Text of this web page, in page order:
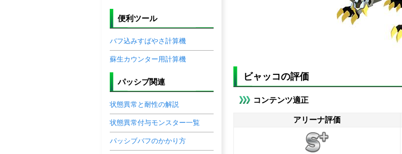
ビャッコの評価
コンテンツ適正
アリーナ評価
便利ツール
バフ込みすばやさ計算機
蘇生カウンター用計算機
パッシブ関連
状態異常と耐性の解説
状態異常付与モンスター一覧
パッシブバフのかかり方